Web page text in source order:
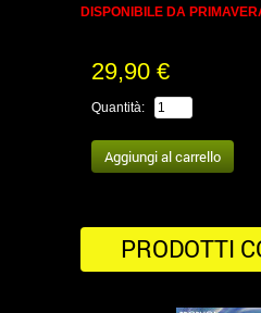
DISPONIBILE DA
29,90 €
Quantità:
PRODOTTI